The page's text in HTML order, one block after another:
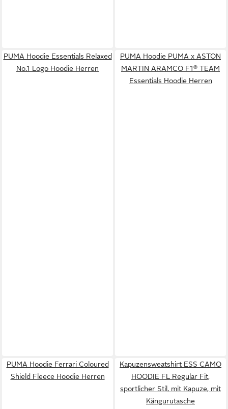
PUMA Hoodie Essentials Relaxed
No.1 Logo Hoodie Herren
PUMA Hoodie PUMA x ASTON
MARTIN ARAMCO F1® TEAM
Essentials Hoodie Herren
PUMA Hoodie Ferrari Coloured
Shield Fleece Hoodie Herren
Kapuzensweatshirt ESS CAMO
HOODIE FL Regular Fit,
sportlicher Stil, mit Kapuze, mit
Kängurutasche